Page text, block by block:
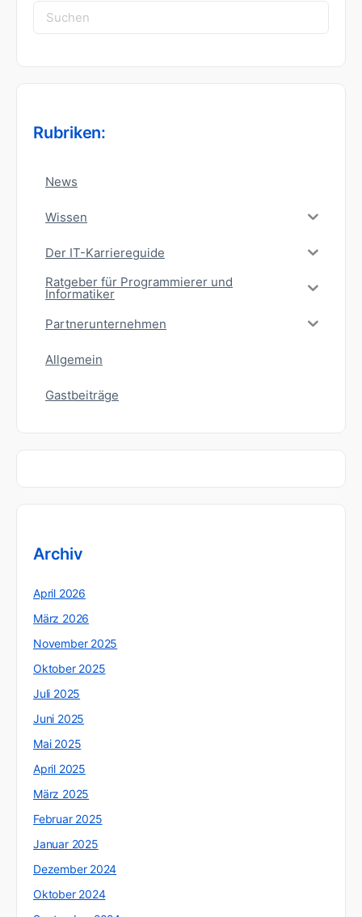
Suchen
nach:
Rubriken:
News
Wissen
Der IT-Karriereguide
Ratgeber für Programmierer und
Informatiker
Partnerunternehmen
Allgemein
Gastbeiträge
Archiv
April 2026
März 2026
November 2025
Oktober 2025
Juli 2025
Juni 2025
Mai 2025
April 2025
März 2025
Februar 2025
Januar 2025
Dezember 2024
Oktober 2024